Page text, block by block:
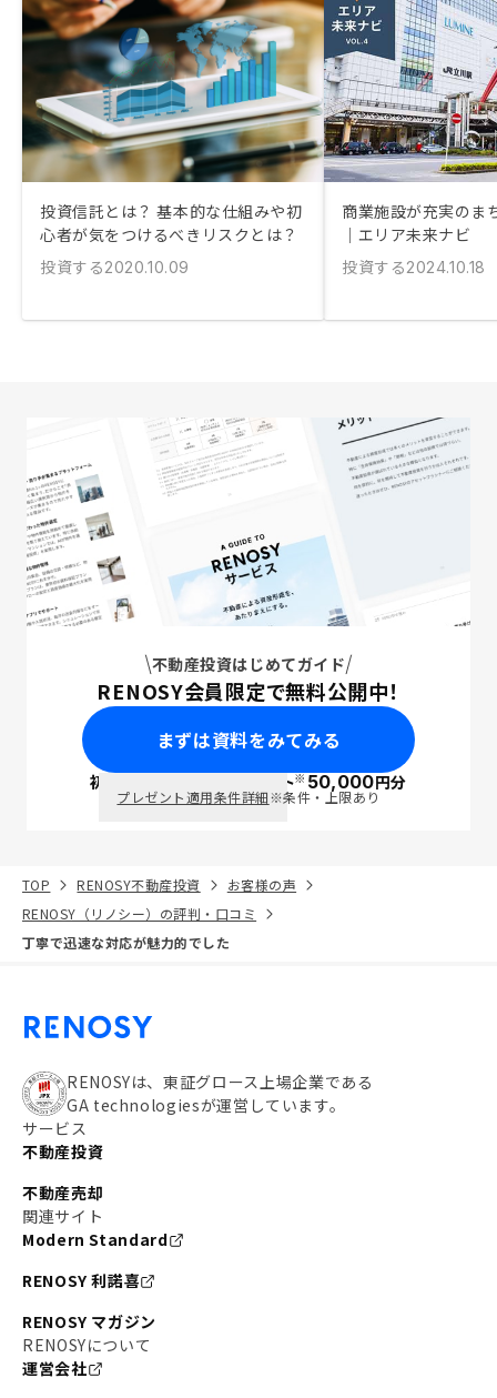
投資信託とは？ 基本的な仕組みや初
心者が気をつけるべきリスクとは？
投資する2020.10.09
商業施設が充実のま
｜エリア未来ナビ
投資する2024.10.18
不動産投資はじめてガイド
RENOSY会員限定で無料公開中！
まずは資料をみてみる
初回面談で ポイント※50,000円分
プレゼント適用条件詳細※条件・上限あり
TOP RENOSY不動産投資
お客様の声
RENOSY（リノシー）の評判・口コミ
丁寧で迅速な対応が魅力的でした
RENOSYは、東証グロース上場企業である
GA technologiesが運営しています。
サービス
不動産投資
不動産売却
関連サイト
Modern Standard
RENOSY 利諾喜
RENOSY マガジン
RENOSYについて
運営会社